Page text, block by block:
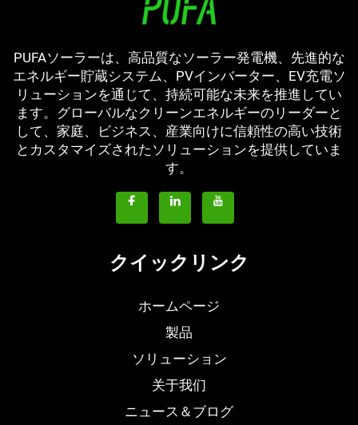
PUFAソーラーは、高品質なソーラー発電機、先進的な
エネルギー貯蔵システム、PVインバーター、EV充電ソ
リューションを通じて、持続可能な未来を推進してい
ます。グローバルなクリーンエネルギーのリーダーと
して、家庭、ビジネス、産業向けに信頼性の高い技術
とカスタマイズされたソリューションを提供していま
す。
クイックリンク
ホームページ
製品
ソリューション
关于我们
ニュース＆ブログ